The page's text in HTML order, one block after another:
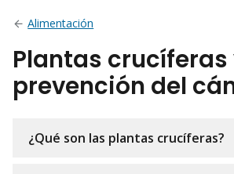
Alimentación
Plantas crucíferas
prevención del
¿Qué son las plantas crucíferas?